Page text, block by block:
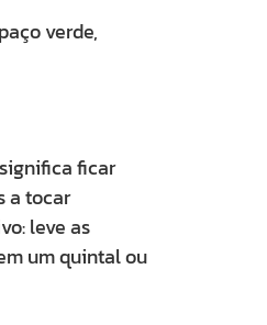
verde,
ficar
a tocar
leve as
um quintal ou